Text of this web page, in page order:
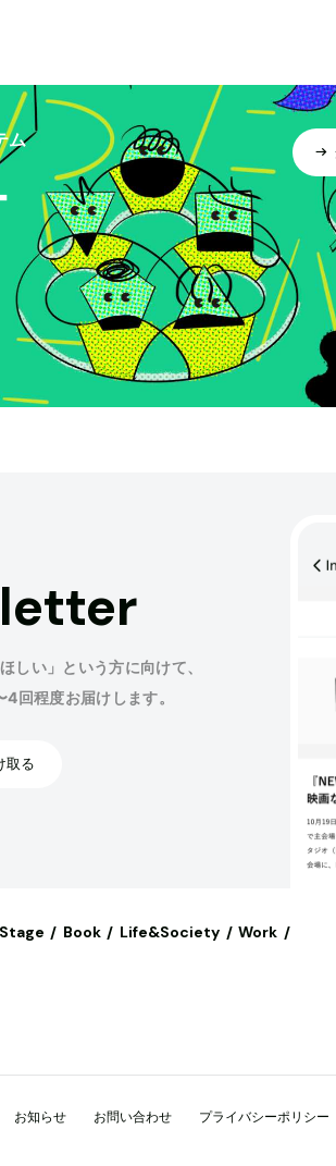
ム
しい」という方に向けて、
回程度お届けします。
取る
Stage Book Life&Society
Work
お知らせ お問い合わせ プライバシーポリシー